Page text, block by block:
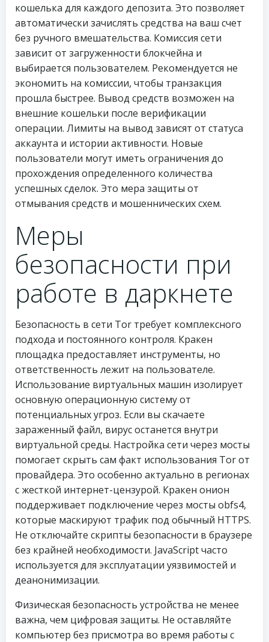
кошелька для каждого депозита. Это позволяет
автоматически зачислять средства на ваш счет
без ручного вмешательства. Комиссия сети
зависит от загруженности блокчейна и
выбирается пользователем. Рекомендуется не
экономить на комиссии, чтобы транзакция
прошла быстрее. Вывод средств возможен на
внешние кошельки после верификации
операции. Лимиты на вывод зависят от статуса
аккаунта и истории активности. Новые
пользователи могут иметь ограничения до
прохождения определенного количества
успешных сделок. Это мера защиты от
отмывания средств и мошеннических схем.
Меры
безопасности при
работе в даркнете
Безопасность в сети Tor требует комплексного
подхода и постоянного контроля. Кракен
площадка предоставляет инструменты, но
ответственность лежит на пользователе.
Использование виртуальных машин изолирует
основную операционную систему от
потенциальных угроз. Если вы скачаете
зараженный файл, вирус останется внутри
виртуальной среды. Настройка сети через мосты
помогает скрыть сам факт использования Tor от
провайдера. Это особенно актуально в регионах
с жесткой интернет-цензурой. Кракен онион
поддерживает подключение через мосты obfs4,
которые маскируют трафик под обычный HTTPS.
Не отключайте скрипты безопасности в браузере
без крайней необходимости. JavaScript часто
используется для эксплуатации уязвимостей и
деанонимизации.
Физическая безопасность устройства не менее
важна, чем цифровая защиты. Не оставляйте
компьютер без присмотра во время работы с